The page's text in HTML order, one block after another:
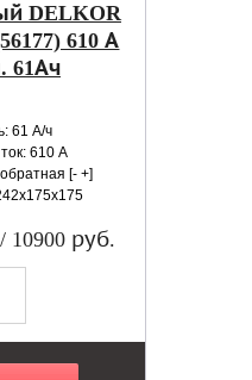
DELKOR
610 А
61Ач
61 А/ч
610 А
[- +]
/ 10900 руб.